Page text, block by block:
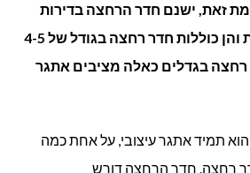
לחללים
קטנים?
זאת, ישנם חדר הרחצה בדירות
ישנות או בדירות קטנות והן כוללות חדר רחצה בגודל של 4-5
רחצה בגדלים כאלה מציבים אתגר
תמיד אתגר עיצובי, על אחת כמה
רחצה. חדר הרחצה דורש